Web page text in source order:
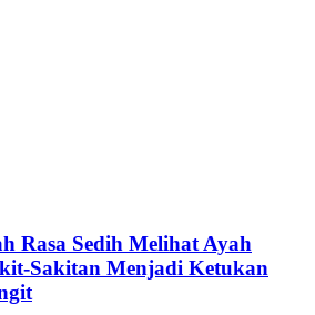
Rasa Sedih Melihat Ayah
Sakitan Menjadi Ketukan